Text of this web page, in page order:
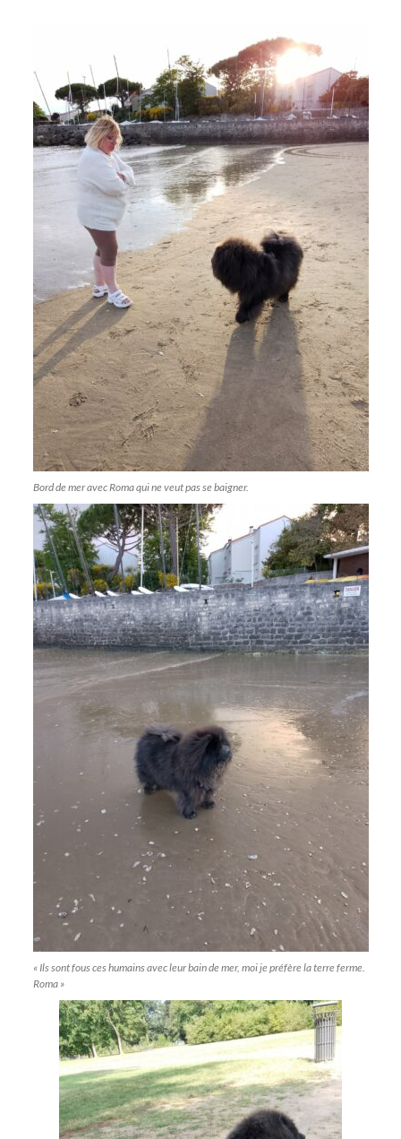
Bord de mer avec Roma qui ne veut pas se baigner.
« Ils sont fous ces humains avec leur bain de mer, moi je préfère la terre ferme.
Roma »